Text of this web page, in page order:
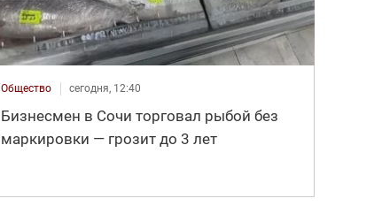
Общество сегодня, 12:40
Бизнесмен в Сочи торговал рыбой без
маркировки — грозит до 3 лет